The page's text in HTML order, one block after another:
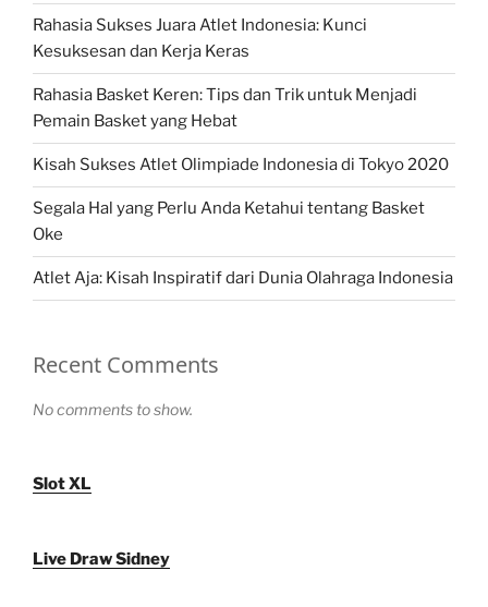
Rahasia Sukses Juara Atlet Indonesia: Kunci
Kesuksesan dan Kerja Keras
Rahasia Basket Keren: Tips dan Trik untuk Menjadi
Pemain Basket yang Hebat
Kisah Sukses Atlet Olimpiade Indonesia di Tokyo 2020
Segala Hal yang Perlu Anda Ketahui tentang Basket
Oke
Atlet Aja: Kisah Inspiratif dari Dunia Olahraga Indonesia
Recent Comments
No comments to show.
Slot XL
Live Draw Sidney